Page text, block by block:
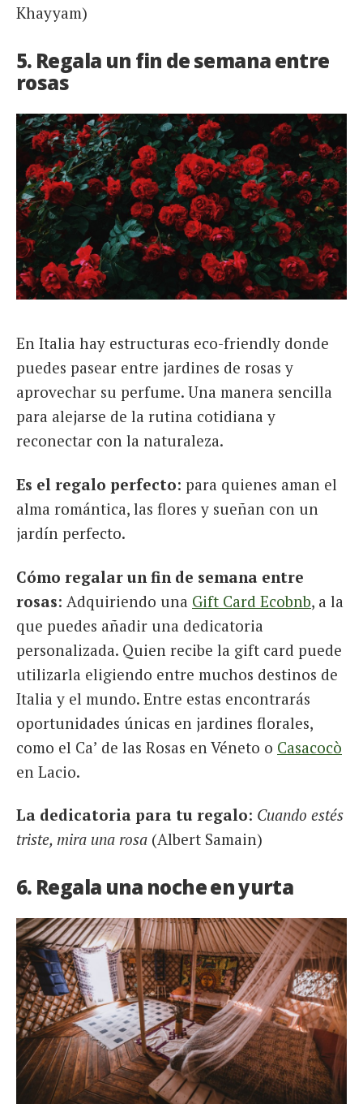
Khayyam)
5. Regala un fin de semana entre
rosas
En Italia hay estructuras eco-friendly donde
puedes pasear entre jardines de rosas y
aprovechar su perfume. Una manera sencilla
para alejarse de la rutina cotidiana y
reconectar con la naturaleza.
Es el regalo perfecto: para quienes aman el
alma romántica, las flores y sueñan con un
jardín perfecto.
Cómo regalar un fin de semana entre
rosas: Adquiriendo una Gift Card Ecobnb, a la
que puedes añadir una dedicatoria
personalizada. Quien recibe la gift card puede
utilizarla eligiendo entre muchos destinos de
Italia y el mundo. Entre estas encontrarás
oportunidades únicas en jardines florales,
como el Ca’ de las Rosas en Véneto o Casacocò
en Lacio.
La dedicatoria para tu regalo: Cuando estés
triste, mira una rosa (Albert Samain)
6. Regala una noche en yurta